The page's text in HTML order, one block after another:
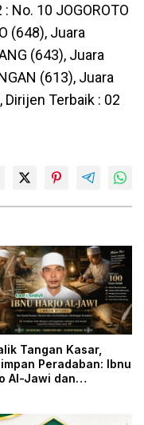
No. 10 JOGOROTO
(648), Juara
(643), Juara
(613), Juara
Dirijen Terbaik : 02
Tangan Kasar,
Peradaban: Ibnu
Al-Jawi dan